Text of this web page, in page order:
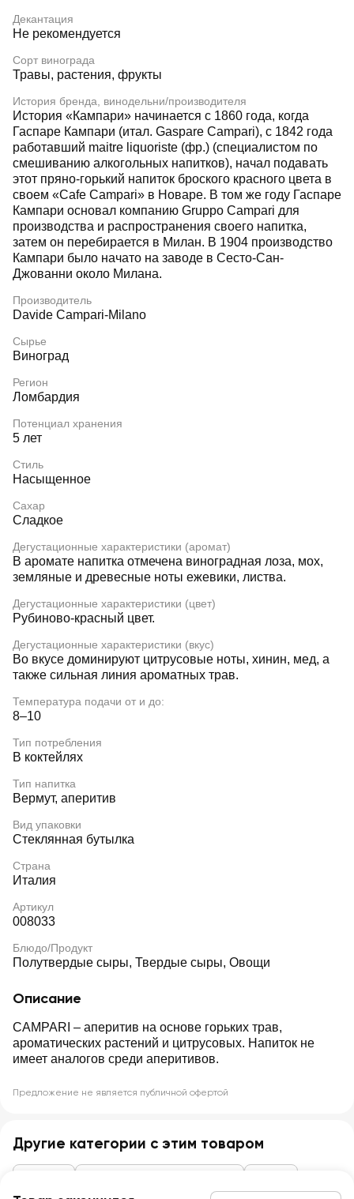
Декантация
Не рекомендуется
Сорт винограда
Травы, растения, фрукты
История бренда, винодельни/производителя
История «Кампари» начинается с 1860 года, когда
Гаспаре Кампари (итал. Gaspare Campari), с 1842 года
работавший maitre liquoriste (фр.) (специалистом по
смешиванию алкогольных напитков), начал подавать
этот пряно-горький напиток броского красного цвета в
своем «Cafe Campari» в Новаре. В том же году Гаспаре
Кампари основал компанию Gruppo Campari для
производства и распространения своего напитка,
затем он перебирается в Милан. В 1904 производство
Кампари было начато на заводе в Сесто-Сан-
Джованни около Милана.
Производитель
Davide Campari-Milano
Сырье
Виноград
Регион
Ломбардия
Потенциал хранения
5 лет
Стиль
Насыщенное
Сахар
Сладкое
Дегустационные характеристики (аромат)
В аромате напитка отмечена виноградная лоза, мох,
земляные и древесные ноты ежевики, листва.
Дегустационные характеристики (цвет)
Рубиново-красный цвет.
Дегустационные характеристики (вкус)
Во вкусе доминируют цитрусовые ноты, хинин, мед, а
также сильная линия ароматных трав.
Температура подачи от и до:
8–10
Тип потребления
В коктейлях
Тип напитка
Вермут, аперитив
Вид упаковки
Стеклянная бутылка
Страна
Италия
Артикул
008033
Блюдо/Продукт
Полутвердые сыры, Твердые сыры, Овощи
Описание
CAMPARI – аперитив на основе горьких трав,
ароматических растений и цитрусовых. Напиток не
имеет аналогов среди аперитивов.
Предложение не является публичной офертой
Другие категории с этим товаром